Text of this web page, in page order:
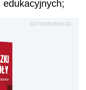
AUTOPROMOCJA